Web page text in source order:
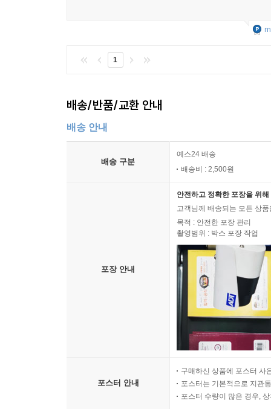
1
배송/반품/교환 안내
배송 안내
배송 구분
예스24 배송
배송비 : 2,500원
포장 안내
안전하고 정확한 포장을 위
고객님께 배송되는 모든 상
목적 : 안전한 포장 관리
촬영범위 : 박스 포장 작업
포스터 안내
구매하신 상품에 포스터 사
포스터는 기본적으로 지관
포스터 수량이 많은 경우,